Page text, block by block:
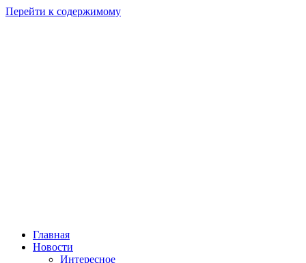
Перейти к содержимому
Главная
Новости
Интересное